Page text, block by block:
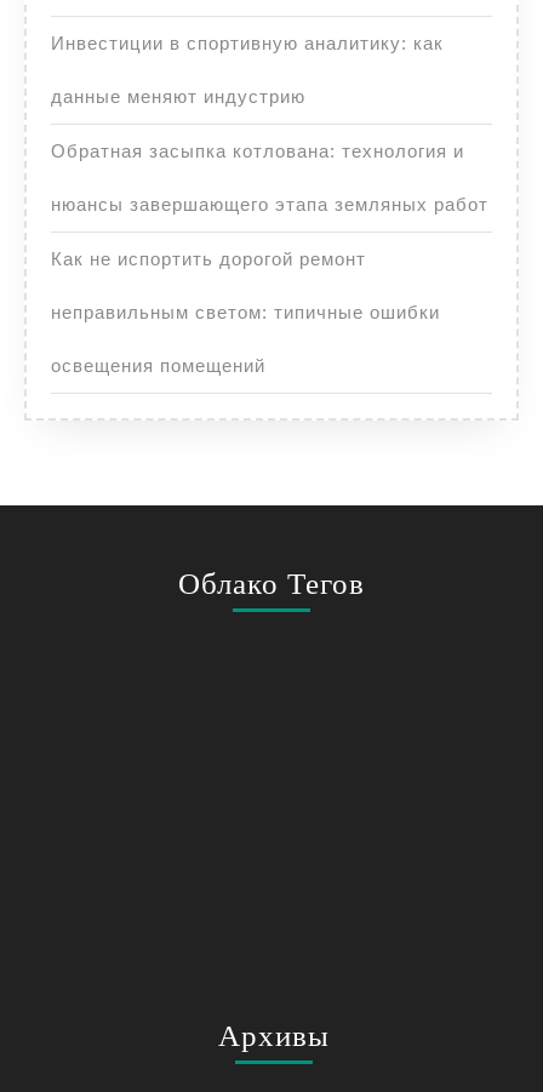
Инвестиции в спортивную аналитику: как
данные меняют индустрию
Обратная засыпка котлована: технология и
нюансы завершающего этапа земляных работ
Как не испортить дорогой ремонт
неправильным светом: типичные ошибки
освещения помещений
Облако Тегов
Архивы